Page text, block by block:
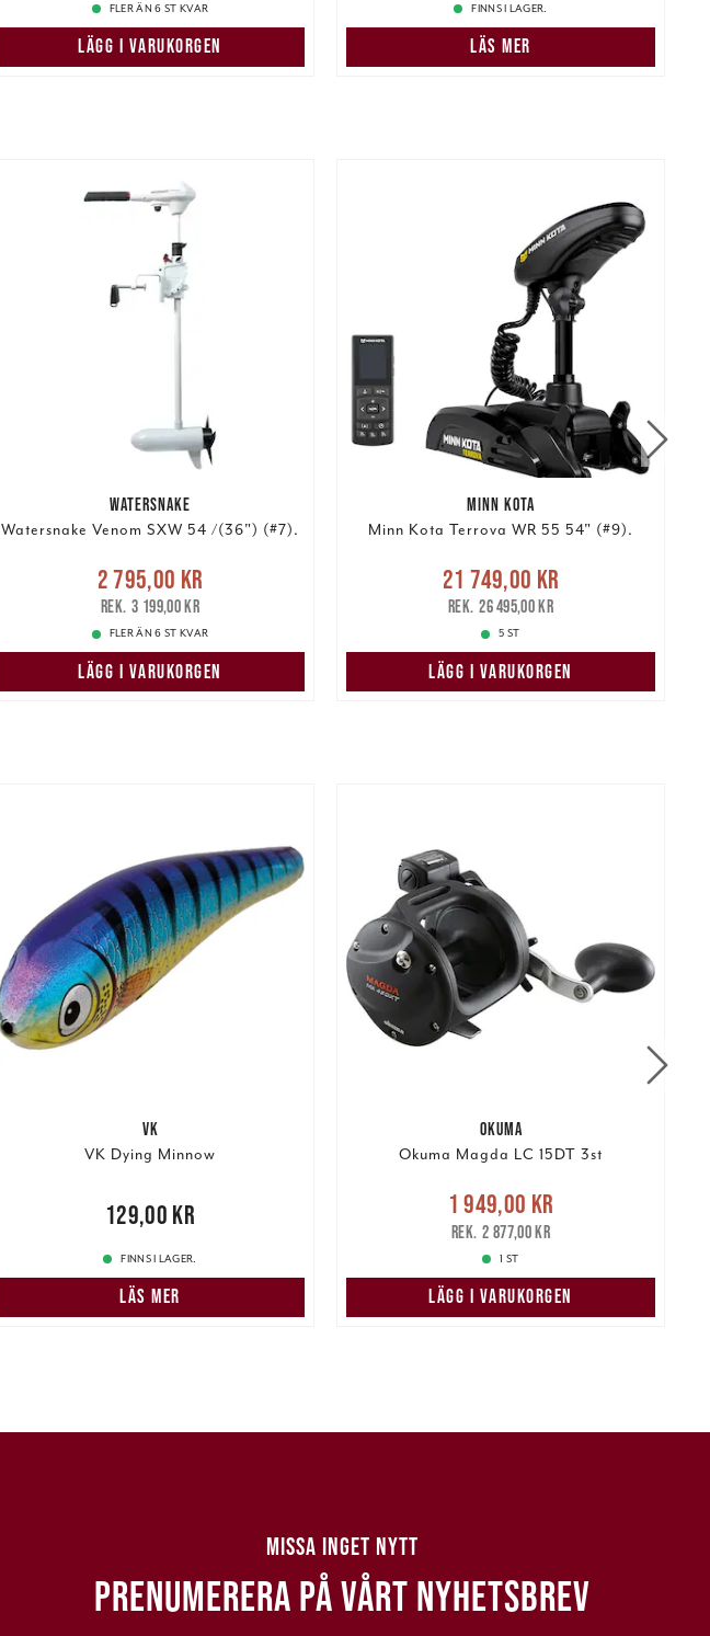
FLER ÄN 6 ST KVAR
LÄGG I VARUKORGEN
FINNS I LAGER.
LÄS MER
WATERSNAKE
Watersnake Venom SXW 54 /(36") (#7).
Nuvarande pris
2 795,00 krTidigare pris
3 199,00 kr
2 795,00 kr
3 199,00 kr
FLER ÄN 6 ST KVAR
LÄGG I VARUKORGEN
MINN KOTA
Minn Kota Terrova WR 55 54" (#9).
Nuvarande pris
21 749,00 krTidigare pris
26 495,00 kr
21 749,00 kr
26 495,00 kr
5 ST
LÄGG I VARUKORGEN
VK
VK Dying Minnow
129,00 kr129,00 kr
FINNS I LAGER.
LÄS MER
OKUMA
Okuma Magda LC 15DT 3st
Nuvarande pris
1 949,00 krTidigare pris
2 877,00 kr
1 949,00 kr
2 877,00 kr
1 ST
LÄGG I VARUKORGEN
MISSA INGET NYTT
PRENUMERERA PÅ VÅRT NYHETSBREV